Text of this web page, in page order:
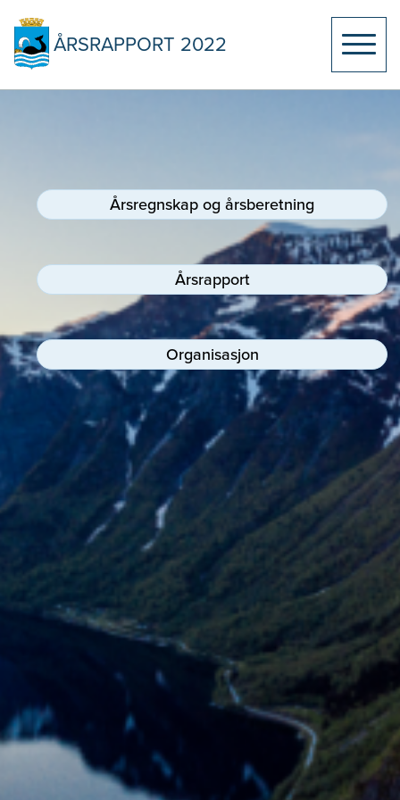
Årsregnskap og årsberetning
Årsberetning
Regnskapsprinsipper
Konsolidert årsregnskap
Årsregnskap Molde kommune
Revisors beretning
Kommunedirektørens kommentar
Årsverk
Organisasjon
Klimabudsjett
Sentraladministrasjonen
Oppvekst, kultur og velferd
ÅRSRAPPORT 2022
Årsregnskap og årsberetning
Årsrapport
Organisasjon